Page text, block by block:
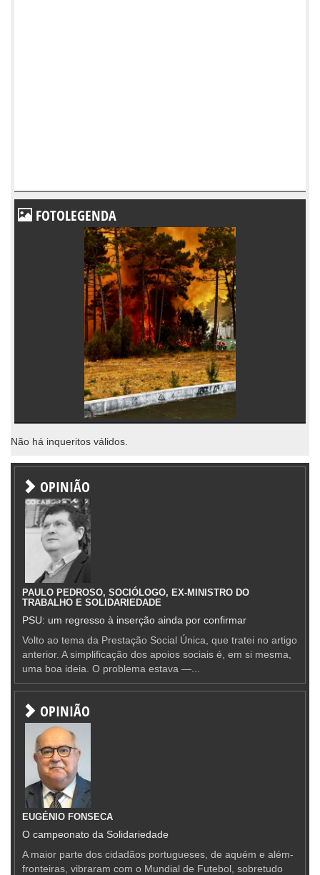
FOTOLEGENDA
Não há inqueritos válidos.
OPINIÃO
PAULO PEDROSO, SOCIÓLOGO, EX-MINISTRO DO
TRABALHO E SOLIDARIEDADE
PSU: um regresso à inserção ainda por confirmar
Volto ao tema da Prestação Social Única, que tratei no artigo
anterior. A simplificação dos apoios sociais é, em si mesma,
uma boa ideia. O problema estava —...
OPINIÃO
EUGÉNIO FONSECA
O campeonato da Solidariedade
A maior parte dos cidadãos portugueses, de aquém e além-
fronteiras, vibraram com o Mundial de Futebol, sobretudo